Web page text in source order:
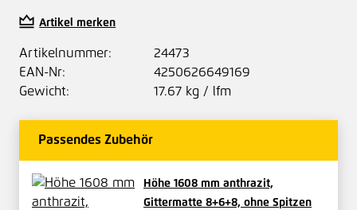
Artikel merken
Artikelnummer:
24473
EAN-Nr:
4250626649169
Gewicht:
17.67 kg / lfm
Passendes Zubehör
Höhe 1608 mm anthrazit,
Gittermatte 8+6+8, ohne Spitzen